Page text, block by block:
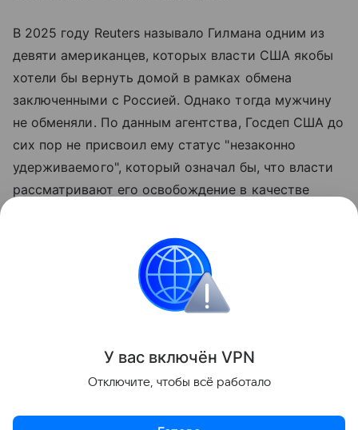
В 2025 году Reuters называло Гилмана одним из
девяти американцев, которых власти США якобы
хотели бы вернуть домой в рамках обмена
заключенными с Россией. Однако тогда мужчину
не обменяли. По данным агентства, Госдеп США до
сих пор не присвоил ему статус "незаконно
удерживаемого", который означал бы, что власти
рассматривают его освобождение в качестве
соответствующие меры в рамках
межведомственного взаимодействия. При этом,
как отмечает Reuters, родственники Гилмана
просили об этом еще с 2023 года.
Поделиться
У вас включён VPN
Отключите, чтобы всё работало